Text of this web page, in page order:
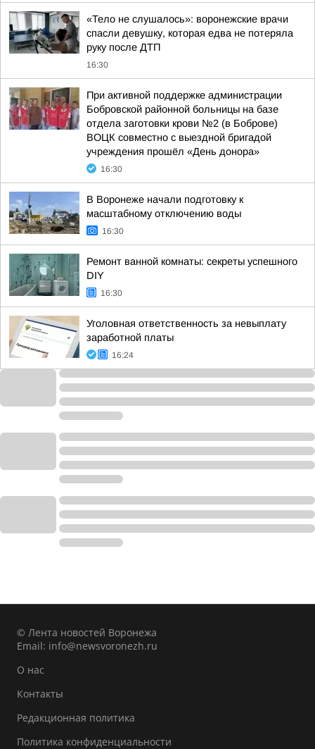
«Тело не слушалось»: воронежские врачи
спасли девушку, которая едва не потеряла
руку после ДТП
16:30
При активной поддержке администрации
Бобровской районной больницы на базе
отдела заготовки крови №2 (в Боброве)
ВОЦК совместно с выездной бригадой
учреждения прошёл «День донора»
16:30
В Воронеже начали подготовку к
масштабному отключению воды
16:30
Ремонт ванной комнаты: секреты успешного
DIY
16:30
Уголовная ответственность за невыплату
заработной платы
16:24
© Лента новостей Воронежа
Email: info@newsvoronezh.ru
О нас
Контакты
Редакционная политика
Политика конфиденциальности